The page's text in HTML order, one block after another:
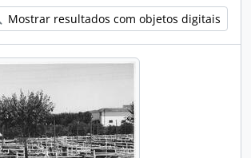
Mostrar resultados com objetos digitais